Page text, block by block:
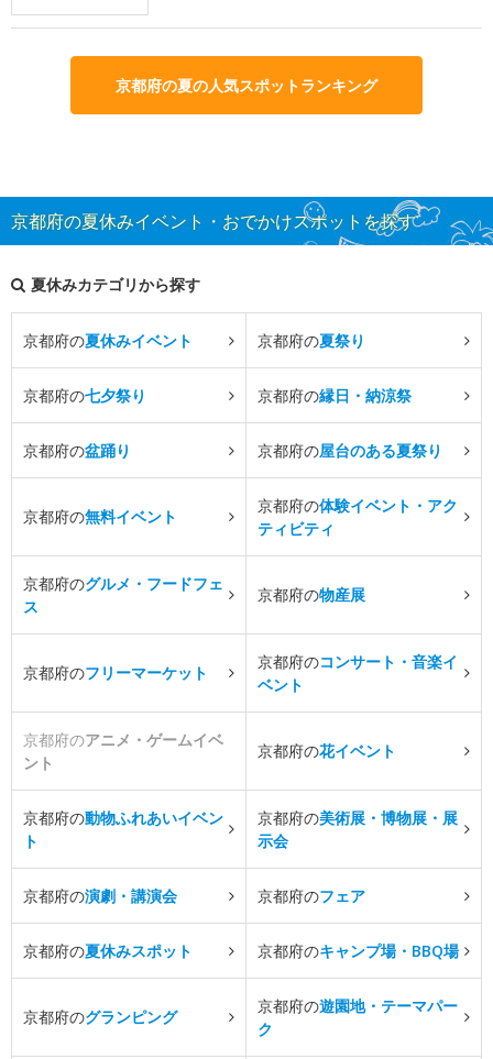
京都府の夏の人気スポットランキング
京都府の夏休みイベント・おでかけスポットを探す
夏休みカテゴリから探す
京都府の夏休みイベント 京都府の夏祭り
京都府の七夕祭り 京都府の縁日・納涼祭
京都府の盆踊り 京都府の屋台のある夏祭り
京都府の無料イベント
京都府の体験イベント・アク
ティビティ
京都府のグルメ・フードフェ
ス
京都府の物産展
京都府のフリーマーケット
京都府のコンサート・音楽イ
ベント
京都府のアニメ・ゲームイベ
ント
京都府の花イベント
京都府の動物ふれあいイベン
ト
京都府の美術展・博物展・展
示会
京都府の演劇・講演会 京都府のフェア
京都府の夏休みスポット 京都府のキャンプ場・BBQ場
京都府のグランピング
京都府の遊園地・テーマパー
ク